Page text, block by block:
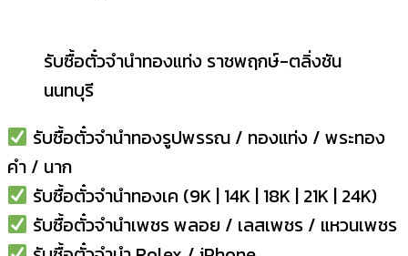
รับซื้อตั๋วจำนำทองแท่ง ราชพฤกษ์-ตลิ่งชัน
นนทบุรี
รับซื้อตั๋วจำนำทองรูปพรรณ / ทองแท่ง / พระทอง
คำ / นาก
รับซื้อตั๋วจำนำทองเค (9K | 14K | 18K | 21K | 24K)
รับซื้อตั๋วจำนำเพชร พลอย / เลสเพชร / แหวนเพชร